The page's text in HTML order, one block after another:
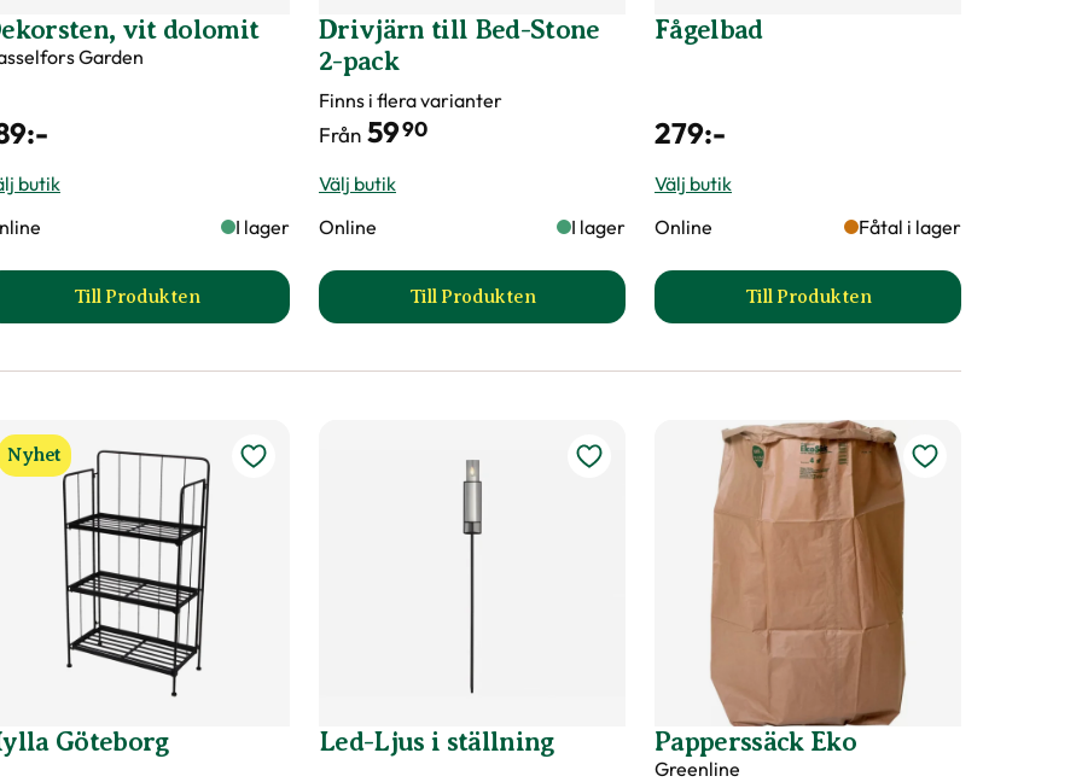
vit dolomit
Garden
:-
butik
I lager
Till Produkten
till Dekorsten, vit dolomit produktsida
Drivjärn till Bed-Stone
2-pack
Finns i flera varianter
Från 5990
Välj butik
Online
I lager
Till Produkten
till Drivjärn till Bed-Stone 2-pack produktsida
Fågelbad
279:-
Välj butik
Online
Fåtal i lager
Till Produkten
till Fågelbad produktsida
Nyhet
Göteborg Led-Ljus i ställning Papperssäck Eko
Greenline